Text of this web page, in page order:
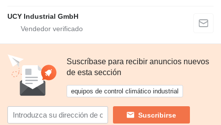
UCY Industrial GmbH
Suscríbase para recibir anuncios nuevos
de esta sección
equipos de control climático industrial
Suscribirse